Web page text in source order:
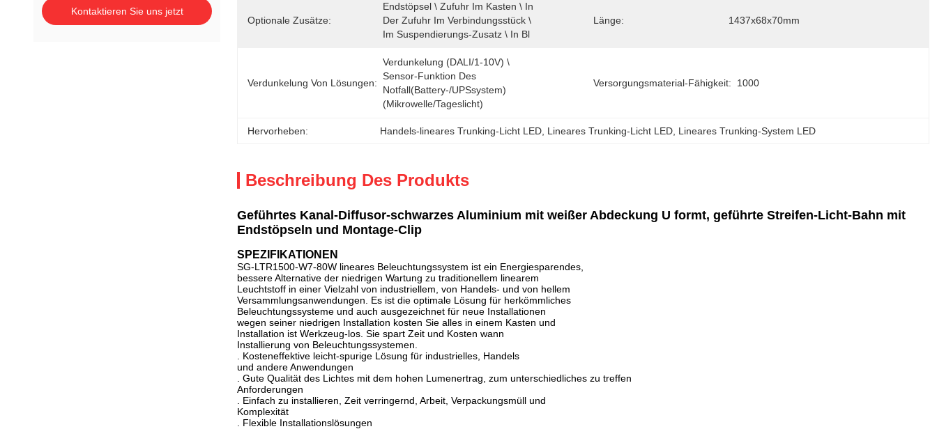
Kontaktieren Sie uns jetzt
Optionale Zusätze:
Endstöpsel \ Zufuhr Im Kasten \ In
Der Zufuhr Im Verbindungsstück \
Im Suspendierungs-Zusatz \ In Bl
Länge: 1437x68x70mm
Verdunkelung Von Lösungen:
Verdunkelung (DALI/1-10V) \
Sensor-Funktion Des
Notfall(Battery-/UPSsystem)
(Mikrowelle/Tageslicht)
Versorgungsmaterial-Fähigkeit: 1000
Hervorheben: Handels-lineares Trunking-Licht LED, Lineares Trunking-Licht LED, Lineares Trunking-System LED
Beschreibung Des Produkts
Geführtes Kanal-Diffusor-schwarzes Aluminium mit weißer Abdeckung U formt, geführte Streifen-Licht-Bahn mit
Endstöpseln und Montage-Clip
SPEZIFIKATIONEN
SG-LTR1500-W7-80W lineares Beleuchtungssystem ist ein Energiesparendes,
bessere Alternative der niedrigen Wartung zu traditionellem linearem
Leuchtstoff in einer Vielzahl von industriellem, von Handels- und von hellem
Versammlungsanwendungen. Es ist die optimale Lösung für herkömmliches
Beleuchtungssysteme und auch ausgezeichnet für neue Installationen
wegen seiner niedrigen Installation kosten Sie alles in einem Kasten und
Installation ist Werkzeug-los. Sie spart Zeit und Kosten wann
Installierung von Beleuchtungssystemen.
. Kosteneffektive leicht-spurige Lösung für industrielles, Handels
und andere Anwendungen
. Gute Qualität des Lichtes mit dem hohen Lumenertrag, zum unterschiedliches zu treffen
Anforderungen
. Einfach zu installieren, Zeit verringernd, Arbeit, Verpackungsmüll und
Komplexität
. Flexible Installationslösungen